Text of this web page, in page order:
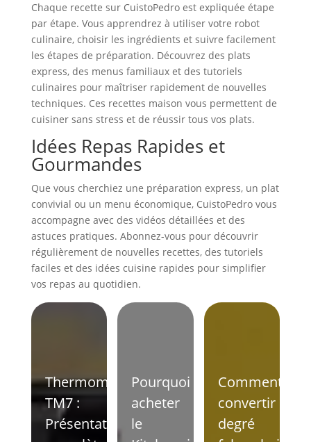
Chaque recette sur CuistoPedro est expliquée étape
par étape. Vous apprendrez à utiliser votre robot
culinaire, choisir les ingrédients et suivre facilement
les étapes de préparation. Découvrez des plats
express, des menus familiaux et des tutoriels
culinaires pour maîtriser rapidement de nouvelles
techniques. Ces recettes maison vous permettent de
cuisiner sans stress et de réussir tous vos plats.
Idées Repas Rapides et
Gourmandes
Que vous cherchiez une préparation express, un plat
convivial ou un menu économique, CuistoPedro vous
accompagne avec des vidéos détaillées et des
astuces pratiques. Abonnez-vous pour découvrir
régulièrement de nouvelles recettes, des tutoriels
faciles et des idées cuisine rapides pour simplifier
vos repas au quotidien.
Thermomix
TM7 :
Présentation
Pourquoi
acheter
le
Comment
convertir
degré